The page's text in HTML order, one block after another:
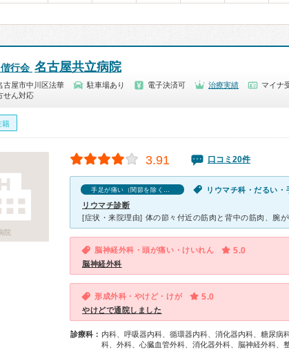
行会 名古屋共立病院
古屋市中川区法華 駐車場あり 電子決済可 治療実績
マイナ
せん対応
籍
院
3.91 口コミ20件
手足が痛い（関節を除く）の口コミ
リウマチ診断
脳神経外科・頭が痛い・けいれん 5.0
脳神経外科
形成外科・やけど・けが 5.0
やけどで通院しました
診療科： 内科、呼吸器内科、循環器内科、消化器内科、糖尿病
科、外科、心臓血管外科、消化器外科、脳神経外科、